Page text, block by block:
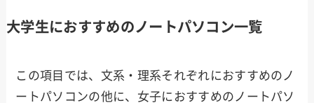
大学生におすすめのノートパソコン一覧
この項目では、文系・理系それぞれにおすすめのノ
ートパソコンの他に、女子におすすめのノートパソ